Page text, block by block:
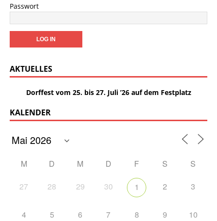
Passwort
AKTUELLES
Dorffest vom 25. bis 27. Juli ’26 auf dem Festplatz
KALENDER
M D M D F S S
27 28 29 30 1 2 3
4 5 6 7 8 9 10